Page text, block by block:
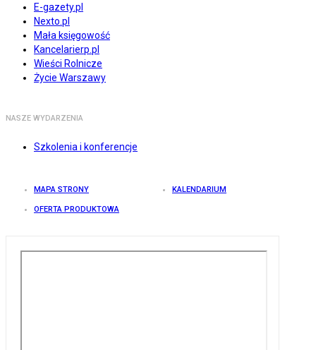
E-gazety.pl
Nexto.pl
Mała księgowość
Kancelarierp.pl
Wieści Rolnicze
Życie Warszawy
NASZE WYDARZENIA
Szkolenia i konferencje
MAPA STRONY KALENDARIUM
OFERTA PRODUKTOWA